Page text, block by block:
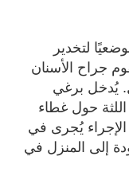
لتخدير
جراح الأسنان
يُدخل برغي
حول غطاء
يُجرى في
إلى المنزل في